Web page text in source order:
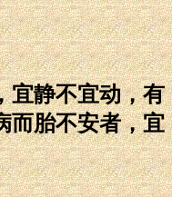
宜静不宜动，有
而胎不安者，宜